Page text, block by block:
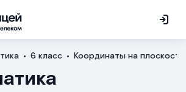
6 класс Координаты на плоскости